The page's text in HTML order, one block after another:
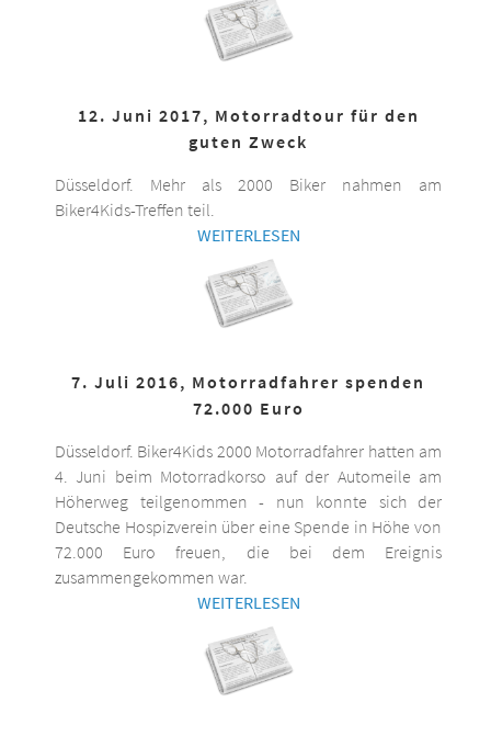
12. Juni 2017, Motorradtour für den
guten Zweck
Düsseldorf. Mehr als 2000 Biker nahmen am
Biker4Kids-Treffen teil.
WEITERLESEN
7. Juli 2016, Motorradfahrer spenden
72.000 Euro
Düsseldorf. Biker4Kids 2000 Motorradfahrer hatten am
4. Juni beim Motorradkorso auf der Automeile am
Höherweg teilgenommen - nun konnte sich der
Deutsche Hospizverein über eine Spende in Höhe von
72.000 Euro freuen, die bei dem Ereignis
zusammengekommen war.
WEITERLESEN